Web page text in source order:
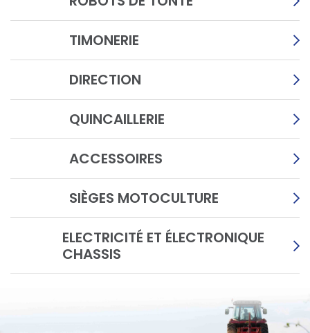
TIMONERIE
DIRECTION
QUINCAILLERIE
ACCESSOIRES
SIÈGES MOTOCULTURE
ELECTRICITÉ ET ÉLECTRONIQUE
CHASSIS